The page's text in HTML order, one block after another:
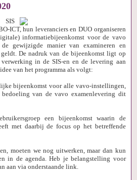
SIS
ICT, hun leveranciers en DUO organiseren
informatiebijeenkomst voor de vavo
gewijzigde manier van examineren en
De nadruk van de bijeenkomst ligt op
in de SIS-en en de levering aan
van het programma als volgt:
bijeenkomst voor alle vavo-instellingen,
van de vavo examenlevering dit
een bijeenkomst waarin de
met daarbij de focus op het betreffende
moeten we nog uitwerken, maar dan kun
in de agenda. Heb je belangstelling voor
aan via onderstaande link.